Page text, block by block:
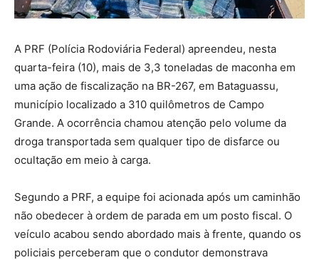
A PRF (Polícia Rodoviária Federal) apreendeu, nesta
quarta-feira (10), mais de 3,3 toneladas de maconha em
uma ação de fiscalização na BR-267, em Bataguassu,
município localizado a 310 quilômetros de Campo
Grande. A ocorrência chamou atenção pelo volume da
droga transportada sem qualquer tipo de disfarce ou
ocultação em meio à carga.
Segundo a PRF, a equipe foi acionada após um caminhão
não obedecer à ordem de parada em um posto fiscal. O
veículo acabou sendo abordado mais à frente, quando os
policiais perceberam que o condutor demonstrava